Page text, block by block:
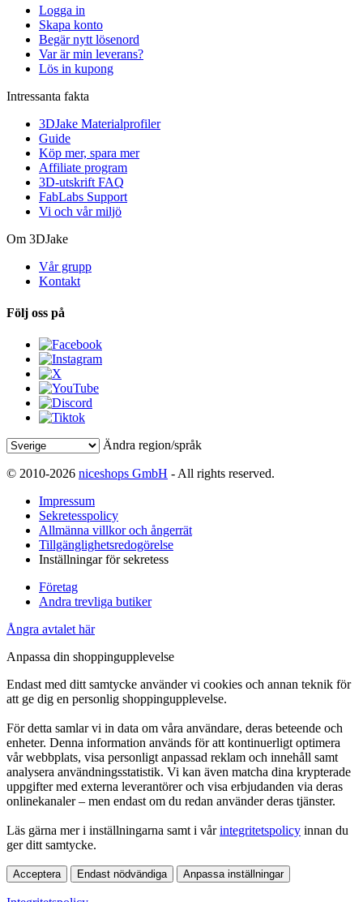
Logga in
Skapa konto
Begär nytt lösenord
Var är min leverans?
Lös in kupong
Intressanta fakta
3DJake Materialprofiler
Guide
Köp mer, spara mer
Affiliate program
3D-utskrift FAQ
FabLabs Support
Vi och vår miljö
Om 3DJake
Vår grupp
Kontakt
Följ oss på
Ändra region/språk
© 2010-2026 niceshops GmbH - All rights reserved.
Impressum
Sekretesspolicy
Allmänna villkor och ångerrät
Tillgänglighetsredogörelse
Inställningar för sekretess
Företag
Andra trevliga butiker
Ångra avtalet här
Anpassa din shoppingupplevelse
Endast med ditt samtycke använder vi cookies och annan teknik för
att ge dig en personlig shoppingupplevelse.
För detta samlar vi in data om våra användare, deras beteende och
enheter. Denna information används för att kontinuerligt optimera
vår webbplats, visa personligt anpassad reklam och innehåll samt
analysera användningsstatistik. Vi kan även matcha dina krypterade
uppgifter med externa leverantörer och visa erbjudanden via deras
onlinekanaler – men endast om du redan använder deras tjänster.
Läs gärna mer i inställningarna samt i vårintegritetspolicy innan du
ger ditt samtycke.
Acceptera Endast nödvändiga Anpassa inställningar